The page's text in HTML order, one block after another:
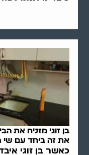
בן זוגי מזניח את
את זה ביחד עם שי
כאשר בן זוגי